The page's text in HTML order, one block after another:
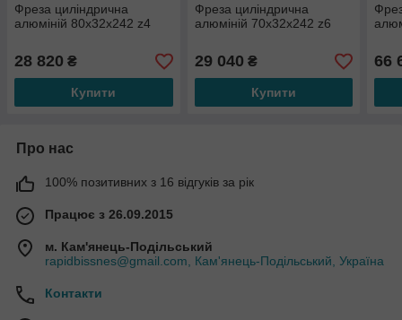
Фреза циліндрична
алюміній 80х32х242 z4
28 820 ₴
Купити
Фреза циліндрична
алюміній 70х32х242 z6
29 040 ₴
Купити
66
Про нас
100% позитивних з 16 відгуків за рік
Працює з 26.09.2015
м. Кам'янець-Подільський
rapidbissnes@gmail.com, Кам'янець-Подільський, Україна
Контакти